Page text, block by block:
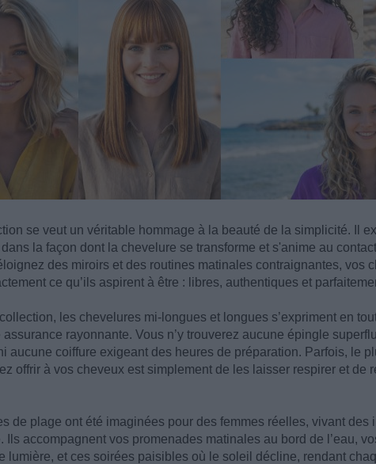
se veut un véritable hommage à la beauté de la simplicité. Il
la façon dont la chevelure se transforme et s'anime au
des miroirs et des routines matinales contraignantes, vos
ce qu’ils aspirent à être : libres, authentiques et
les chevelures mi-longues et longues s’expriment en
assurance rayonnante. Vous n’y trouverez aucune épingle
aucune coiffure exigeant des heures de préparation. Parfois, le
offrir à vos cheveux est simplement de les laisser respirer et de
de plage ont été imaginées pour des femmes réelles, vivant des
Ils accompagnent vos promenades matinales au bord de l’eau,
lumière, et ces soirées paisibles où le soleil décline, rendant